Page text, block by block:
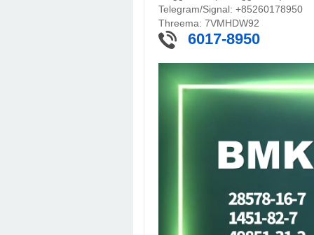
Telegram/Signal: +85260178950
Threema: 7VMHDW92
6017-8950